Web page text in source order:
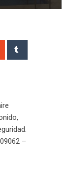
StumbleUpon
–